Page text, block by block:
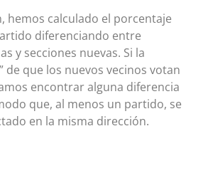
hemos calculado el porcentaje
diferenciando entre
y secciones nuevas. Si la
de que los nuevos vecinos votan
encontrar alguna diferencia
que, al menos un partido, se
en la misma dirección.